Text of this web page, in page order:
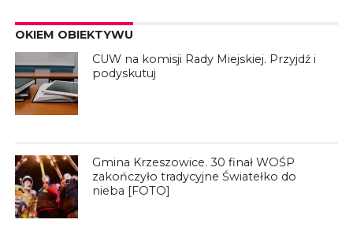
OKIEM OBIEKTYWU
CUW na komisji Rady Miejskiej. Przyjdź i
podyskutuj
Gmina Krzeszowice. 30 finał WOŚP
zakończyło tradycyjne Światełko do
nieba [FOTO]